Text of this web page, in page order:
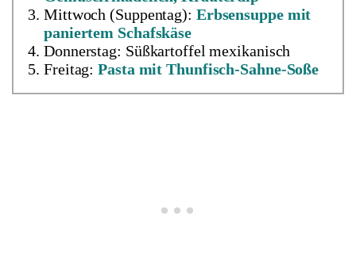
Mittwoch (Suppentag): Erbsensuppe mit
paniertem Schafskäse
Donnerstag: Süßkartoffel mexikanisch
Freitag:Pasta mit Thunfisch-Sahne-Soße